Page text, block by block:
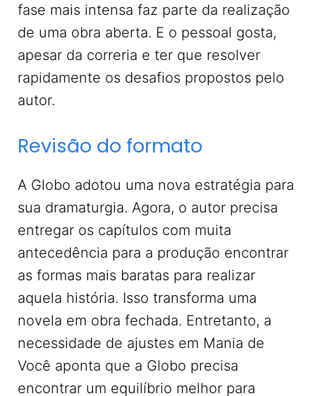
fase mais intensa faz parte da realização
de uma obra aberta. E o pessoal gosta,
apesar da correria e ter que resolver
rapidamente os desafios propostos pelo
autor.
Revisão do formato
A Globo adotou uma nova estratégia para
sua dramaturgia. Agora, o autor precisa
entregar os capítulos com muita
antecedência para a produção encontrar
as formas mais baratas para realizar
aquela história. Isso transforma uma
novela em obra fechada. Entretanto, a
necessidade de ajustes em Mania de
Você aponta que a Globo precisa
encontrar um equilíbrio melhor para